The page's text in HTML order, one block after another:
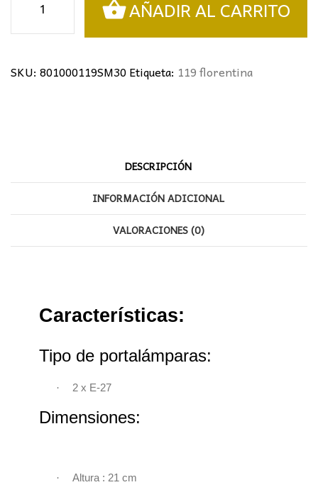
florentina
42cm
AÑADIR AL CARRITO
SKU: 801000119SM30Etiqueta: 119 florentina
DESCRIPCIÓN
INFORMACIÓN ADICIONAL
VALORACIONES (0)
Características:
Tipo de portalámparas:
· 2 x E-27
Dimensiones:
· Altura : 21 cm